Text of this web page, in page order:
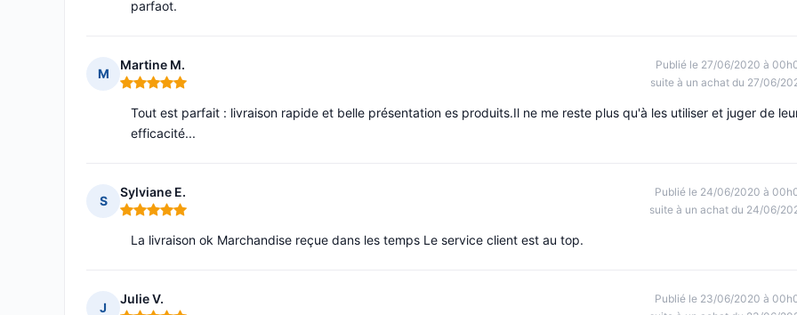
parfaot.
M
Martine M.
Note : 5 sur 5
Publié le 27/06/2020 à
suite à un achat du 27/06/
Tout est parfait : livraison rapide et belle présentation es produits.Il ne me reste plus qu'à les utiliser et juger de
efficacité...
S
Sylviane E.
Note : 5 sur 5
Publié le 24/06/2020 à
suite à un achat du 24/06/
La livraison ok Marchandise reçue dans les temps Le service client est au top.
J
Julie V.
Publié le 23/06/2020 à